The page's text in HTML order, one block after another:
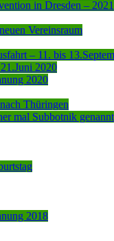
in Dresden – 2021
Vereinsraum
– 11. bis
2020
2020
Thüringen
mal Subbotnik genannt
2018